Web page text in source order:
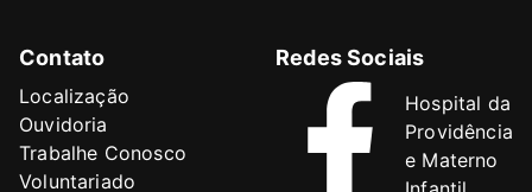
Contato
Localização
Ouvidoria
Trabalhe Conosco
Voluntariado
Redes Sociais
Hospital da
Providência
e Materno